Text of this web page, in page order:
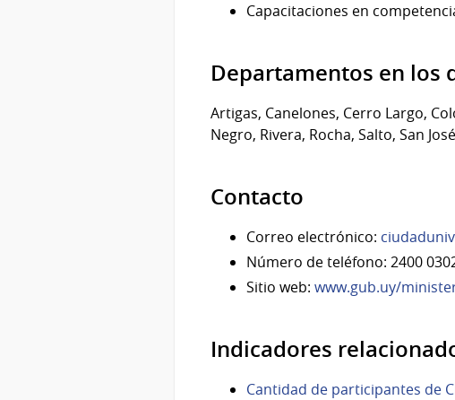
Capacitaciones en
Departamentos en los
Artigas, Canelones, Cerro Largo,
Negro, Rivera, Rocha, Salto, San
Contacto
Correo electrónico:
Número de teléfono: 2400
Sitio web: www.gub.uy/
Indicadores
Cantidad de participantes de